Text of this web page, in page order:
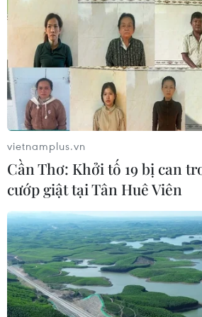
Tổng Bí thư, Chủ tịch nước Tô
viện là trụ cột quan trọng giữa
07/08/2026 13:39
59 năm ASEAN: Đoàn kết là
đặc biệt của Hiệp hội
07/08/2026 12:00
vietnamplus.vn
Cần Thơ: Khởi tố 19 bị can
cướp giật tại Tân Huê Viên